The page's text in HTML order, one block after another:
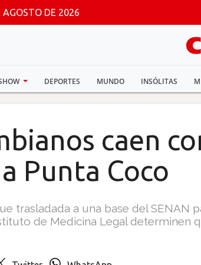
AGOSTO DE 2026
DEPORTES MUNDO INSÓLITAS
caen
Punta Coco
trasladada a una base del SENAN
de Medicina Legal determinen